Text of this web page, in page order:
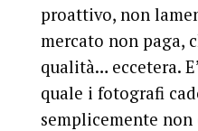
proattivo, non
mercato non paga,
qualità… eccetera.
quale i fotografi
semplicemente